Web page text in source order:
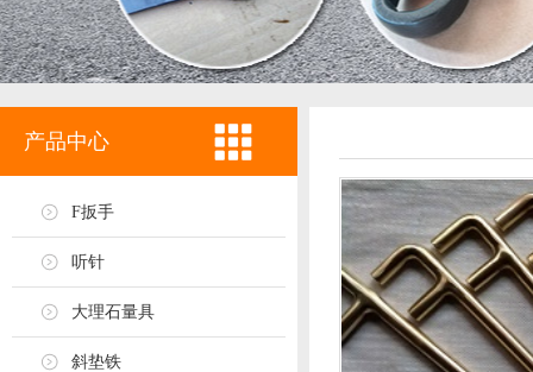
产品中心
F扳手
听针
大理石量具
斜垫铁